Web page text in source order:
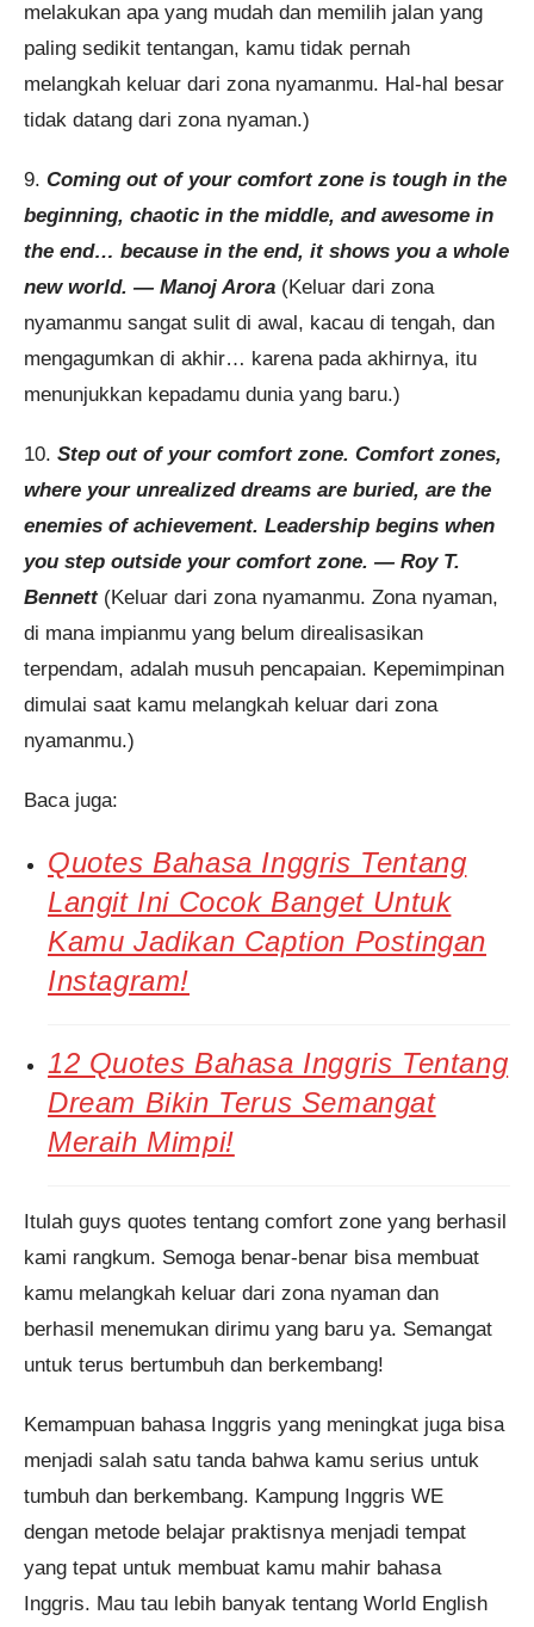
melakukan apa yang mudah dan memilih jalan yang
paling sedikit tentangan, kamu tidak pernah
melangkah keluar dari zona nyamanmu. Hal-hal besar
tidak datang dari zona nyaman.)
9. Coming out of your comfort zone is tough in the
beginning, chaotic in the middle, and awesome in
the end… because in the end, it shows you a whole
new world. — Manoj Arora (Keluar dari zona
nyamanmu sangat sulit di awal, kacau di tengah, dan
mengagumkan di akhir… karena pada akhirnya, itu
menunjukkan kepadamu dunia yang baru.)
10. Step out of your comfort zone. Comfort zones,
where your unrealized dreams are buried, are the
enemies of achievement. Leadership begins when
you step outside your comfort zone. — Roy T.
Bennett(Keluar dari zona nyamanmu. Zona nyaman,
di mana impianmu yang belum direalisasikan
terpendam, adalah musuh pencapaian. Kepemimpinan
dimulai saat kamu melangkah keluar dari zona
nyamanmu.)
Baca juga:
Quotes Bahasa Inggris Tentang
Langit Ini Cocok Banget Untuk
Kamu Jadikan Caption Postingan
Instagram!
12 Quotes Bahasa Inggris Tentang
Dream Bikin Terus Semangat
Meraih Mimpi!
Itulah guys quotes tentang comfort zone yang berhasil
kami rangkum. Semoga benar-benar bisa membuat
kamu melangkah keluar dari zona nyaman dan
berhasil menemukan dirimu yang baru ya. Semangat
untuk terus bertumbuh dan berkembang!
Kemampuan bahasa Inggris yang meningkat juga bisa
menjadi salah satu tanda bahwa kamu serius untuk
tumbuh dan berkembang. Kampung Inggris WE
dengan metode belajar praktisnya menjadi tempat
yang tepat untuk membuat kamu mahir bahasa
Inggris. Mau tau lebih banyak tentang World English